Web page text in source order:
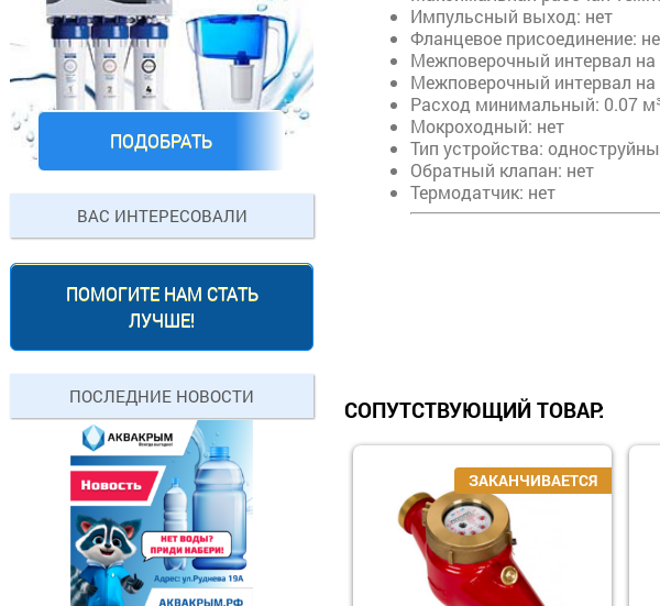
Импульсный выход: нет
Фланцевое присоединение:
Межповерочный интервал на
Межповерочный интервал на
Расход минимальный: 0.07
Мокроходный: нет
Тип устройства:
Обратный клапан: нет
Термодатчик: нет
СОПУТСТВУЮЩИЙ ТОВАР:
ПОДОБРАТЬ
ВАС ИНТЕРЕСОВАЛИ
ПОМОГИТЕ НАМ СТАТЬ
ЛУЧШЕ!
ПОСЛЕДНИЕ НОВОСТИ